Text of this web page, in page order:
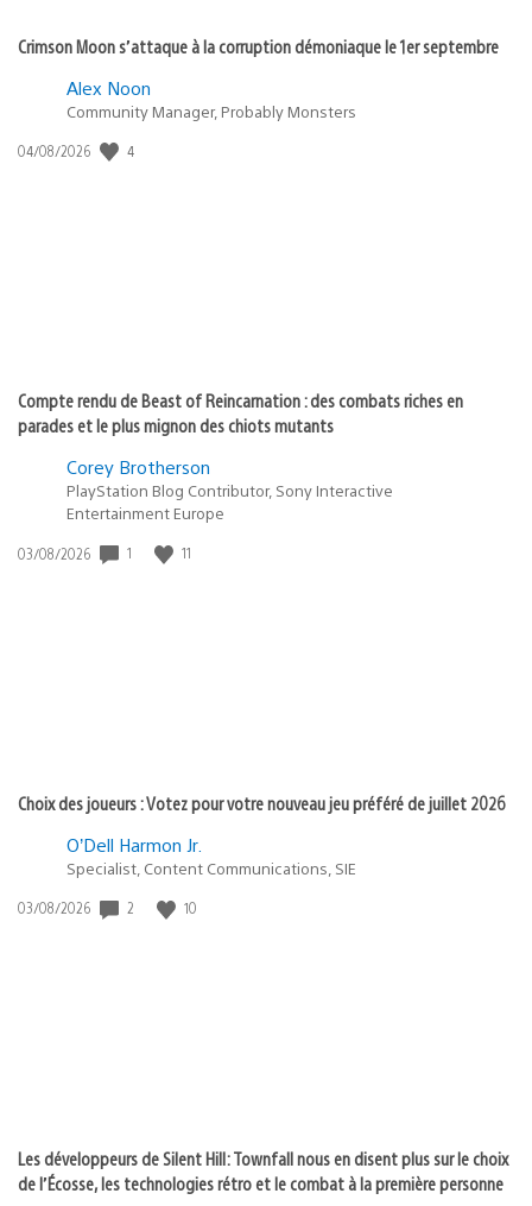
Crimson Moon s’attaque à la corruption démoniaque le 1er septembre
Alex Noon
Community Manager, Probably Monsters
Date
04/08/2026 4
Compte rendu de Beast of Reincarnation : des combats riches en
parades et le plus mignon des chiots mutants
Corey Brotherson
PlayStation Blog Contributor, Sony Interactive
Entertainment Europe
Date
03/08/2026 1 11
Choix des joueurs : Votez pour votre nouveau jeu préféré de juillet 2026
O’Dell Harmon Jr.
Specialist, Content Communications, SIE
Date
03/08/2026 2 10
Les développeurs de Silent Hill: Townfall nous en disent plus sur le choix
de l’Écosse, les technologies rétro et le combat à la première personne